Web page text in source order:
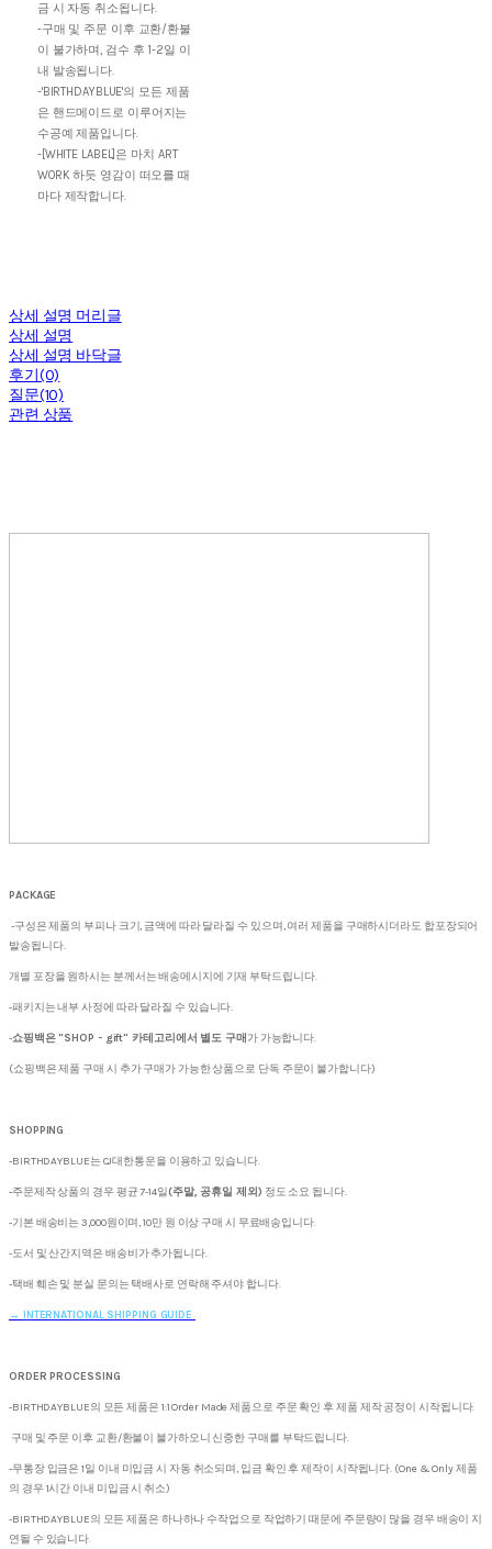
금 시 자동 취소됩니다.
-구매 및 주문 이후 교환/환불
이 불가하며, 검수 후 1-2일 이
내 발송됩니다.
-'BIRTHDAYBLUE'의 모든 제품
은 핸드메이드로 이루어지는
수공예 제품입니다.
-[WHITE LABEL]은 마치 ART
WORK 하듯 영감이 떠오를 때
마다 제작합니다.
상세 설명 머리글
상세 설명
상세 설명 바닥글
후기(0)
질문(10)
관련 상품
PACKAGE
-구성은 제품의 부피나 크기, 금액에 따라 달라질 수 있으며, 여러 제품을 구매하시더라도 합포장되어
발송됩니다.
개별 포장을 원하시는 분께서는 배송메시지에 기재 부탁드립니다.
-패키지는 내부 사정에 따라 달라질 수 있습니다.
-쇼핑백은 "SHOP - gift" 카테고리에서 별도 구매 가 가능합니다.
(쇼핑백은 제품 구매 시 추가 구매가 가능한 상품으로 단독 주문이 불가합니다)
SHOPPING
-BIRTHDAYBLUE는 CJ대한통운을 이용하고 있습니다.
-주문제작 상품의 경우 평균 7-14일(주말, 공휴일 제외) 정도 소요 됩니다.
-기본 배송비는 3,000원이며, 10만 원 이상 구매 시 무료배송입니다.
-도서 및 산간지역은 배송비가 추가됩니다.
-택배 훼손 및 분실 문의는 택배사로 연락해 주셔야 합니다.
→ INTERNATIONAL SHIPPING GUIDE
ORDER PROCESSING
-BIRTHDAYBLUE의 모든 제품은 1:1 Order Made 제품으로 주문 확인 후 제품 제작 공정이 시작됩니다.
구매 및 주문 이후 교환/환불이 불가하오니 신중한 구매를 부탁드립니다.
-무통장 입금은 1일 이내 미입금 시 자동 취소되며, 입금 확인 후 제작이 시작됩니다. (One & Only 제품
의 경우 1시간 이내 미입금 시 취소)
-BIRTHDAYBLUE의 모든 제품은 하나하나 수작업으로 작업하기 때문에 주문량이 많을 경우 배송이 지
연될 수 있습니다.